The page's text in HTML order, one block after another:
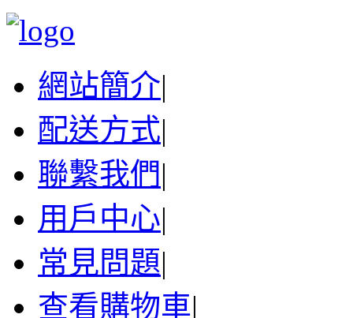
網站簡介|
配送方式|
聯繫我們|
用戶中心|
常見問題|
查看購物車|